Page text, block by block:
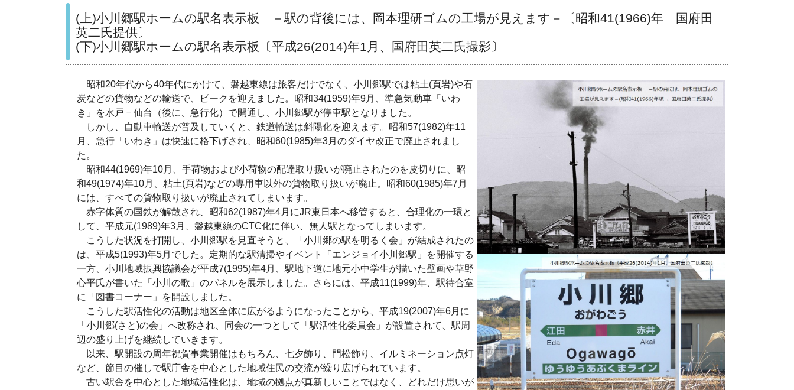
(上)小川郷駅ホームの駅名表示板 －駅の背後には、岡本理研ゴムの工場が見えます－〔昭和41(1966)年 国府田
英二氏提供〕
(下)小川郷駅ホームの駅名表示板〔平成26(2014)年1月、国府田英二氏撮影〕
昭和20年代から40年代にかけて、磐越東線は旅客だけでなく、小川郷駅では粘土(頁岩)や石
炭などの貨物などの輸送で、ピークを迎えました。昭和34(1959)年9月、準急気動車「いわ
き」を水戸－仙台（後に、急行化）で開通し、小川郷駅が停車駅となりました。
しかし、自動車輸送が普及していくと、鉄道輸送は斜陽化を迎えます。昭和57(1982)年11
月、急行「いわき」は快速に格下げされ、昭和60(1985)年3月のダイヤ改正で廃止されまし
た。
昭和44(1969)年10月、手荷物および小荷物の配達取り扱いが廃止されたのを皮切りに、昭
和49(1974)年10月、粘土(頁岩)などの専用車以外の貨物取り扱いが廃止。昭和60(1985)年7月
には、すべての貨物取り扱いが廃止されてしまいます。
赤字体質の国鉄が解散され、昭和62(1987)年4月にJR東日本へ移管すると、合理化の一環と
して、平成元(1989)年3月、磐越東線のCTC化に伴い、無人駅となってしまいます。
こうした状況を打開し、小川郷駅を見直そうと、「小川郷の駅を明るく会」が結成されたの
は、平成5(1993)年5月でした。定期的な駅清掃やイベント「エンジョイ小川郷駅」を開催する
一方、小川地域振興協議会が平成7(1995)年4月、駅地下道に地元小中学生が描いた壁画や草野
心平氏が書いた「小川の歌」のパネルを展示しました。さらには、平成11(1999)年、駅待合室
に「図書コーナー」を開設しました。
こうした駅活性化の活動は地区全体に広がるようになったことから、平成19(2007)年6月に
「小川郷(さと)の会」へ改称され、同会の一つとして「駅活性化委員会」が設置されて、駅周
辺の盛り上げを継続していきます。
以来、駅開設の周年祝賀事業開催はもちろん、七夕飾り、門松飾り、イルミネーション点灯
など、節目の催しで駅庁舎を中心とした地域住民の交流が繰り広げられています。
古い駅舎を中心とした地域活性化は、地域の拠点が真新しいことではなく、どれだけ思いが